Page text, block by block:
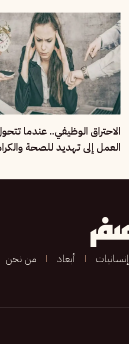
الاحتراق الوظيفي.. عندما
العمل إلى تهديد للصحة
إنسانيات أبعاد من نحن